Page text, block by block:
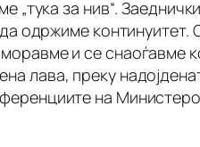
за нив“.
одржиме
и се снаоѓавме
лава, преку
на